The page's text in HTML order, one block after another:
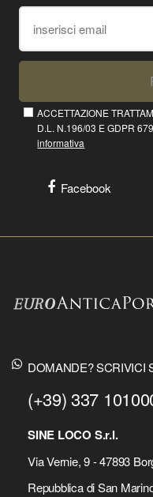
ACCETTAZIONE
D.L. N.196/03 E GDPR
informativa
Facebook
DOMANDE? SCRIVICI
(+39) 337
SINE LOCO S.r.l.
Via Vernie, 9 - 47893
Repubblica di San